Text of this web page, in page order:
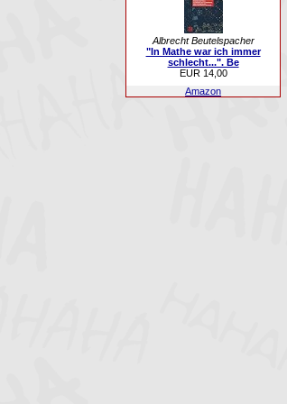
Albrecht Beutelspacher
"In Mathe war ich immer
schlecht...". Be
EUR 14,00
Amazon